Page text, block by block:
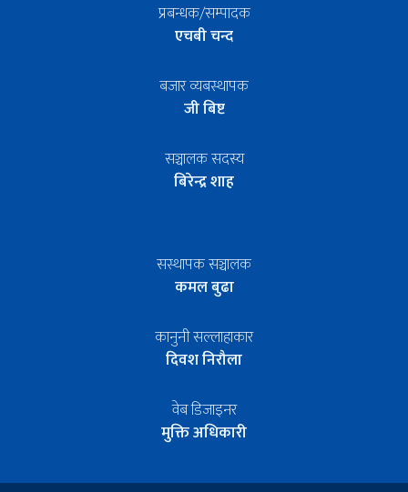
प्रबन्धक/सम्पादक
एचबी चन्द
बजार व्यबस्थापक
जी बिष्ट
सञ्चालक सदस्य
बिरेन्द्र शाह
सस्थापक सञ्चालक
कमल बुढा
कानुनी सल्लाहाकार
दिवश निरौला
वेब डिजाइनर
मुक्ति अधिकारी